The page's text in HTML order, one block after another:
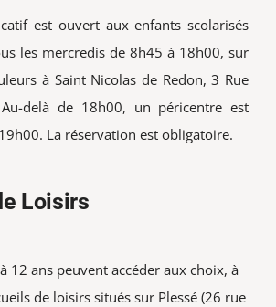
est ouvert aux enfants scolarisés
les mercredis de 8h45 à 18h00, sur
à Saint Nicolas de Redon, 3 Rue
Au-delà de 18h00, un péricentre est
La réservation est obligatoire.
Loisirs
12 ans peuvent accéder aux choix, à
de loisirs situés sur Plessé (26 rue